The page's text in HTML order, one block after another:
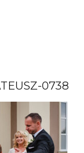
0738